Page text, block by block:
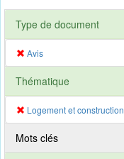
Type de document
Avis
Thématique
Logement et construction
Mots clés